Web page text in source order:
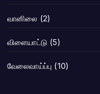
வானிலை (2)
விளையாட்டு (5)
வேலைவாய்ப்பு (10)